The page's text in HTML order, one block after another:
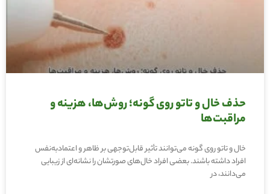
حذف خال و تاتو روی گونه؛ روش‌ها، هزینه و
مراقبت‌ها
خال و تاتو روی گونه می‌توانند تأثیر قابل‌توجهی بر ظاهر و اعتمادبه‌نفس
افراد داشته باشند. بعضی افراد خال‌های صورتشان را نشانه‌ای از زیبایی
می‌دانند، در